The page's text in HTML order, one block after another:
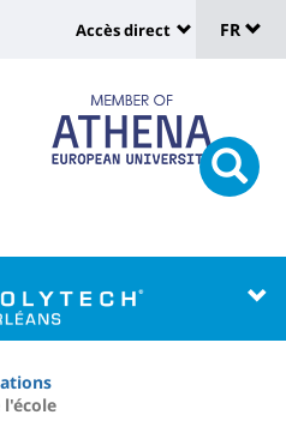
Site
:
Shortcut
links
Accès direct
de
FR